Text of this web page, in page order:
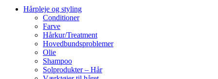
Hårpleje og styling
Conditioner
Farve
Hårkur/Treatment
Hovedbundsproblemer
Olie
Shampoo
Solprodukter – Hår